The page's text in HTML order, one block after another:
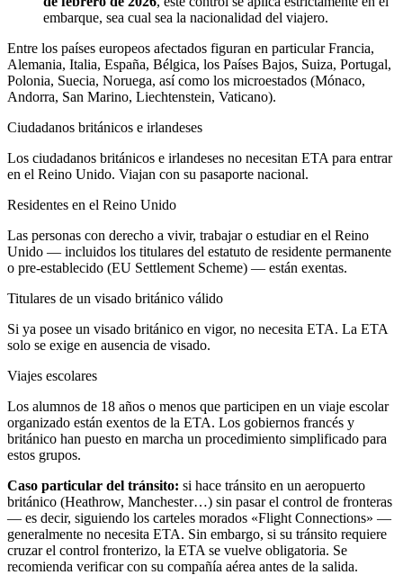
embarque, sea cual sea la nacionalidad del viajero.
Entre los países europeos afectados figuran en particular Francia,
Alemania, Italia, España, Bélgica, los Países Bajos, Suiza, Portugal,
Polonia, Suecia, Noruega, así como los microestados (Mónaco,
Andorra, San Marino, Liechtenstein, Vaticano).
Ciudadanos británicos e irlandeses
Los ciudadanos británicos e irlandeses no necesitan ETA para entrar
en el Reino Unido. Viajan con su pasaporte nacional.
Residentes en el Reino Unido
Las personas con derecho a vivir, trabajar o estudiar en el Reino
Unido — incluidos los titulares del estatuto de residente permanente
o pre-establecido (EU Settlement Scheme) — están exentas.
Titulares de un visado británico válido
Si ya posee un visado británico en vigor, no necesita ETA. La ETA
solo se exige en ausencia de visado.
Viajes escolares
Los alumnos de 18 años o menos que participen en un viaje escolar
organizado están exentos de la ETA. Los gobiernos francés y
británico han puesto en marcha un procedimiento simplificado para
estos grupos.
Caso particular del tránsito: si hace tránsito en un aeropuerto
británico (Heathrow, Manchester…) sin pasar el control de fronteras
— es decir, siguiendo los carteles morados «Flight Connections» —
generalmente no necesita ETA. Sin embargo, si su tránsito requiere
cruzar el control fronterizo, la ETA se vuelve obligatoria. Se
recomienda verificar con su compañía aérea antes de la salida.